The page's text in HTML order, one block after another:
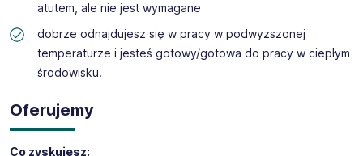
atutem, ale nie jest wymagane
dobrze odnajdujesz się w pracy w podwyższonej
temperaturze i jesteś gotowy/gotowa do pracy w ciepłym
środowisku.
Oferujemy
Co zyskujesz: